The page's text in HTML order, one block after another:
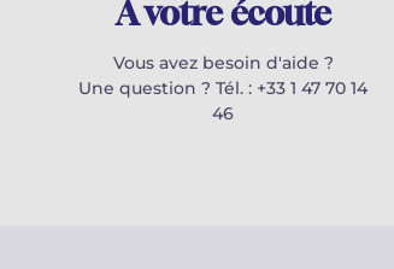
À votre écoute
Vous avez besoin d'aide ?
Une question ? Tél. : +33 1 47 70 14
46